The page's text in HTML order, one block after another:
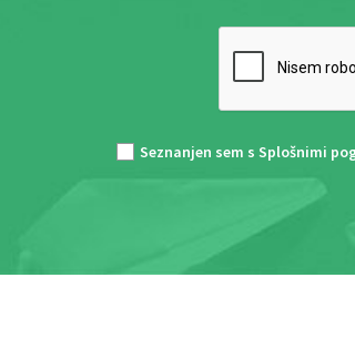
Seznanjen sem s Splošnimi